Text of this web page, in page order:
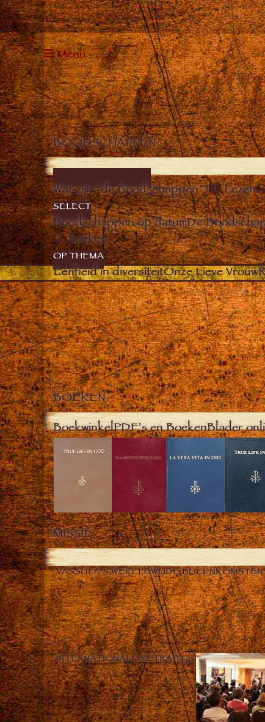
Menu
BOODSCHAPPEN
Wat zijn “de Boodschappen”? Lezen
SELECT
Boodschappen op datumDe
Zoeken
OP THEMA
Eenheid in diversiteitOnze Lieve Vrouw
BOEKEN
BoekwinkelPDF’s en BoekenBlader
MISSIE
VASSULA’S WERELDWIJDE BIJEENKOMSTEN
INTERNATIONALE RETRAITES